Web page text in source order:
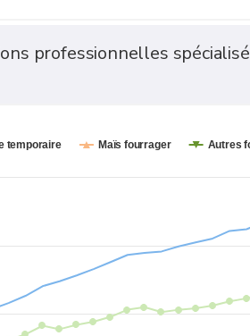
professionnelles
temporaire Maïs fourrager
Autres